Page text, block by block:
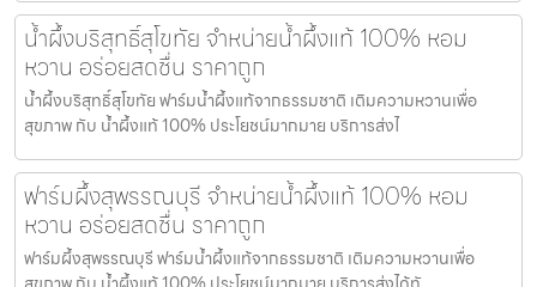
น้ำผึ้งบริสุทธิ์สุโขทัย จำหน่ายน้ำผึ้งแท้ 100% หอม
หวาน อร่อยสดชื่น ราคาถูก
น้ำผึ้งบริสุทธิ์สุโขทัย ฟาร์มน้ำผึ้งแท้จากธรรมชาติ เติมความหวานเพื่อ
สุขภาพ กับ น้ำผึ้งแท้ 100% ประโยชน์มากมาย บริการส่งไ
ฟาร์มผึ้งสุพรรณบุรี จำหน่ายน้ำผึ้งแท้ 100% หอม
หวาน อร่อยสดชื่น ราคาถูก
ฟาร์มผึ้งสุพรรณบุรี ฟาร์มน้ำผึ้งแท้จากธรรมชาติ เติมความหวานเพื่อ